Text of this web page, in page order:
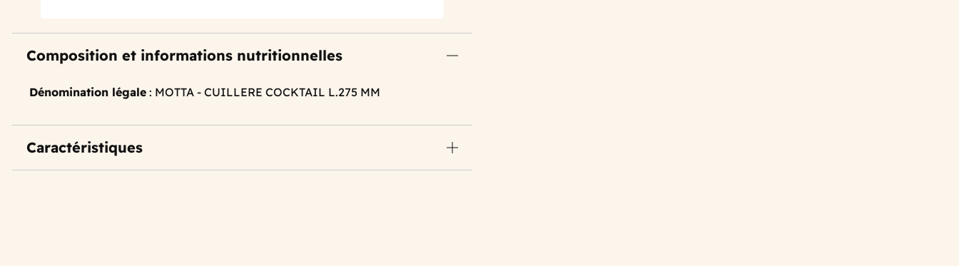
Composition et informations nutritionnelles
Dénomination légale : MOTTA - CUILLERE COCKTAIL L.275 MM
Caractéristiques